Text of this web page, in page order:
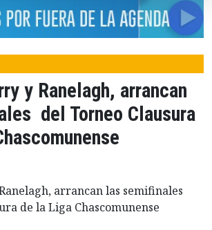
y Ranelagh, arrancan
del Torneo Clausura
arrancan las semifinales
de la Liga Chascomunense